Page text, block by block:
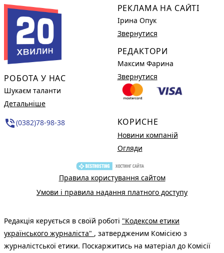
РОБОТА У НАС
Шукаєм таланти
Детальніше
phone_in_talk(0382)78-98-38
РЕКЛАМА НА САЙТІ
Ірина Опук
Звернутися
РЕДАКТОРИ
Максим Фарина
Звернутися
КОРИСНЕ
Новини компаній
Огляди
Правила користування сайтом
Умови і правила надання платного доступу
Редакція керується в своїй роботі "Кодексом етики
українського журналіста" , затвердженим Комісією з
журналістської етики. Поскаржитись на матеріал до Комісії